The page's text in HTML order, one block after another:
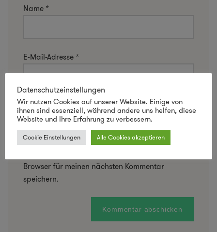
Name *
E-Mail-Adresse *
Website
Browser für meinen nächsten Kommentar
speichern.
Datenschutzeinstellungen
Wir nutzen Cookies auf unserer Website. Einige von
ihnen sind essenziell, während andere uns helfen, diese
Website und Ihre Erfahrung zu verbessern.
Cookie Einstellungen Alle Cookies akzeptieren